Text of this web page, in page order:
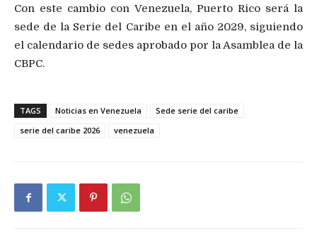
Con este cambio con Venezuela, Puerto Rico será la
sede de la Serie del Caribe en el año 2029, siguiendo
el calendario de sedes aprobado por la Asamblea de la
CBPC.
TAGS Noticias en Venezuela
Sede serie del caribe
serie del caribe 2026
venezuela